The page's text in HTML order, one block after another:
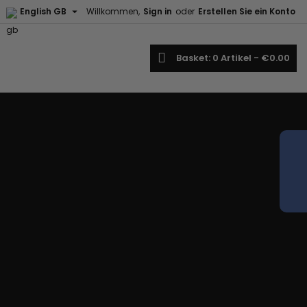
Willkommen, Sign in oder Erstellen Sie ein Konto
English GB 
Basket 0 Artikel - €0.00